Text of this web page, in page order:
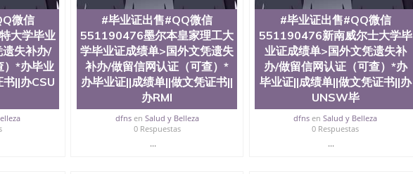
原版本文凭对照。质量得到了广大海外客户群体的认可，同时和海外学校留学中介，
，及时掌握各大院校的（毕业证，成绩单，资格证，学生卡，结业证，录取通知书，
）的版本更新信息， 能够在时间掌握的海外学历文凭的样版，尺寸大小，纸张材质，
时间收集到原版实物，以求达到客户的需求。 我们的优势： 我们在保证合理定价的同
，通过品质和效率不断优化，为您倾情诠释什么是高性价比。 咨询顾问：Sam q/微
:551190476办理毕业证成绩单、教育部认证,录取通知书，雅思，留学回国证明.
、仿制、成绩单文凭、改成绩、教育部学历学位认证、毕业证、成绩单、文凭、学历
证假学历书制作、假制作、办理、仿制学位证书、毕业证文凭、文凭毕业证、毕业证
馆认证、使馆证明、使馆留学回国人员证明、留学生认证、学历认证、文凭认证学位
微信
大学毕业
失补办/
）*办毕业
||办CSU
#毕业证出售#QQ微信
551190476墨尔本皇家理工大
学毕业证成绩单>国外文凭遗失
补办/做留信网认证（可查）*
办毕业证||成绩单||做文凭证书||
办RMI
dfnsen Salud y Belleza
0 Respuestas
...
#毕业证出售#QQ微信
551190476新南威尔士大学毕
业证成绩单>国外文凭遗失补
办/做留信网认证（可查）*办
毕业证||成绩单||做文凭证书||办
UNSW毕
dfns enSalud y Belleza
0 Respuestas
...